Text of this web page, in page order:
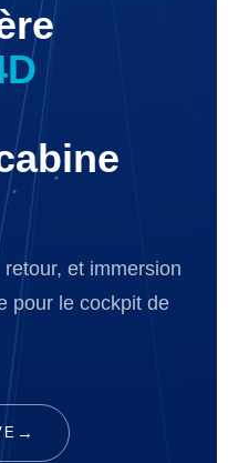
et immersion
pour le cockpit de